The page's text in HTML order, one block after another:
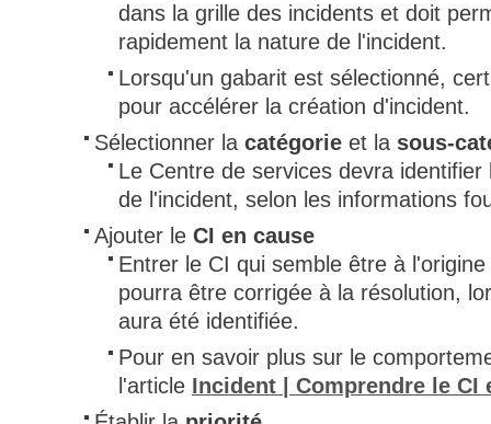
dans la grille des incidents et doit
rapidement la nature de l'incident.
Lorsqu'un gabarit est sélectionné,
pour accélérer la création d'incident.
Sélectionner la catégorie et la sous-
Le Centre de services devra
de l'incident, selon les informations
Ajouter le CI en cause
Entrer le CI qui semble être à
pourra être corrigée à la résolution,
aura été identifiée.
Pour en savoir plus sur le
l'article Incident | Comprendre le CI